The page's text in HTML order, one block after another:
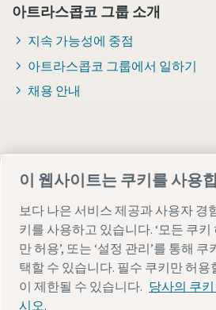
아트라스콥코 그룹 소개
지속 가능성에 중점
아트라스콥코 그룹에서 일하기
채용 안내
법률 및 개인 정보 참고 사항설정 관리
© 2026 Atlas Copco AB
이 웹사이트는 쿠키를 사용
보다 나은 서비스 제공과 사용자 경
키를 사용하고 있습니다. ‘모든 쿠키
만 허용’, 또는 ‘설정 관리’를 통해
택할 수 있습니다. 필수 쿠키만 허용
이 제한될 수 있습니다. 당사의 쿠
시오.